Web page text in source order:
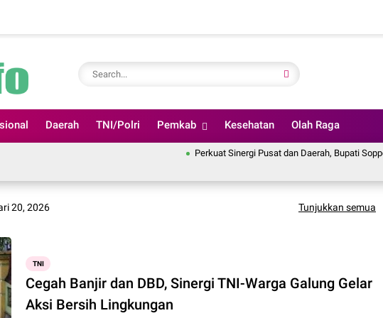
Daerah TNI/Polri Pemkab Kesehatan Olah Raga
Perkuat Sinergi Pusat dan Daerah, Bupati Soppeng
20, 2026 Tunjukkan semua
TNI
Cegah Banjir dan DBD, Sinergi TNI-Warga Galung Gelar
Aksi Bersih Lingkungan